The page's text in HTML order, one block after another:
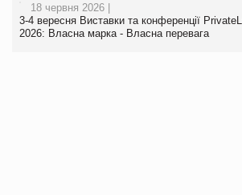
18 червня 2026 |
3-4 вересня Виставки та конференції
2026: Власна марка - Власна перевага